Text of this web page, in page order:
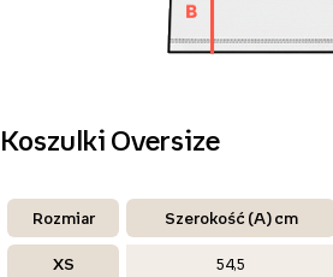
Koszulki Oversize
Rozmiar Szerokość (A) cm
XS 54,5